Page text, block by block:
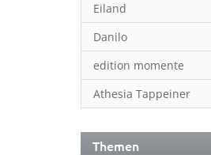
Eiland
Danilo
edition momente
Athesia Tappeiner
Themen